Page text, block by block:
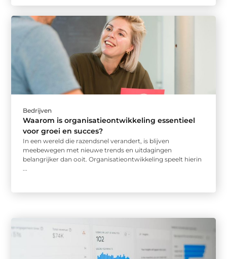
Bedrijven
Waarom is organisatieontwikkeling essentieel
voor groei en succes?
In een wereld die razendsnel verandert, is blijven
meebewegen met nieuwe trends en uitdagingen
belangrijker dan ooit. Organisatieontwikkeling speelt hierin
...